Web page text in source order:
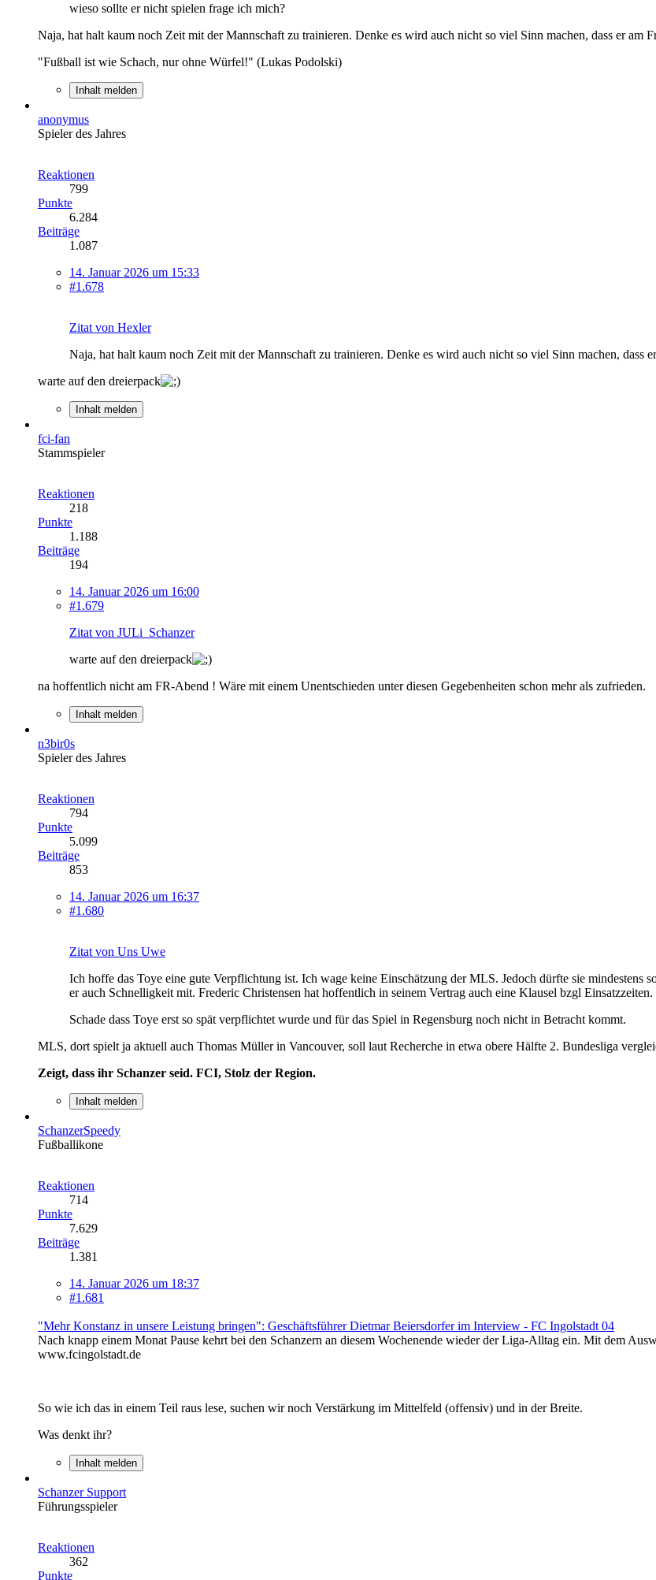
wieso sollte er nicht spielen frage ich mich?
Naja, hat halt kaum noch Zeit mit der Mannschaft zu trainieren. Denke es wird auch nicht so viel Sinn machen, dass er am
"Fußball ist wie Schach, nur ohne Würfel!" (Lukas Podolski)
Inhalt melden
anonymus
Spieler des Jahres
Reaktionen
799
Punkte
6.284
Beiträge
1.087
14. Januar 2026 um 15:33
#1.678
Zitat von Hexler
Naja, hat halt kaum noch Zeit mit der Mannschaft zu trainieren. Denke es wird auch nicht so viel Sinn machen, dass
warte auf den dreierpack
Inhalt melden
fci-fan
Stammspieler
Reaktionen
218
Punkte
1.188
Beiträge
194
14. Januar 2026 um 16:00
#1.679
Zitat von JULi_Schanzer
warte auf den dreierpack
na hoffentlich nicht am FR-Abend ! Wäre mit einem Unentschieden unter diesen Gegebenheiten schon mehr als zufrieden.
Inhalt melden
n3bir0s
Spieler des Jahres
Reaktionen
794
Punkte
5.099
Beiträge
853
14. Januar 2026 um 16:37
#1.680
Zitat von Uns Uwe
Ich hoffe das Toye eine gute Verpflichtung ist. Ich wage keine Einschätzung der MLS. Jedoch dürfte sie mindestens
er auch Schnelligkeit mit. Frederic Christensen hat hoffentlich in seinem Vertrag auch eine Klausel bzgl
Schade dass Toye erst so spät verpflichtet wurde und für das Spiel in Regensburg noch nicht in Betracht kommt.
MLS, dort spielt ja aktuell auch Thomas Müller in Vancouver, soll laut Recherche in etwa obere Hälfte 2. Bundesliga
Zeigt, dass ihr Schanzer seid. FCI, Stolz der Region.
Inhalt melden
SchanzerSpeedy
Fußballikone
Reaktionen
714
Punkte
7.629
Beiträge
1.381
14. Januar 2026 um 18:37
#1.681
"Mehr Konstanz in unsere Leistung bringen": Geschäftsführer Dietmar Beiersdorfer im Interview - FC Ingolstadt 04
Nach knapp einem Monat Pause kehrt bei den Schanzern an diesem Wochenende wieder der Liga-Alltag ein. Mit dem
www.fcingolstadt.de
So wie ich das in einem Teil raus lese, suchen wir noch Verstärkung im Mittelfeld (offensiv) und in der Breite.
Was denkt ihr?
Inhalt melden
Schanzer Support
Führungsspieler
Reaktionen
362
Punkte